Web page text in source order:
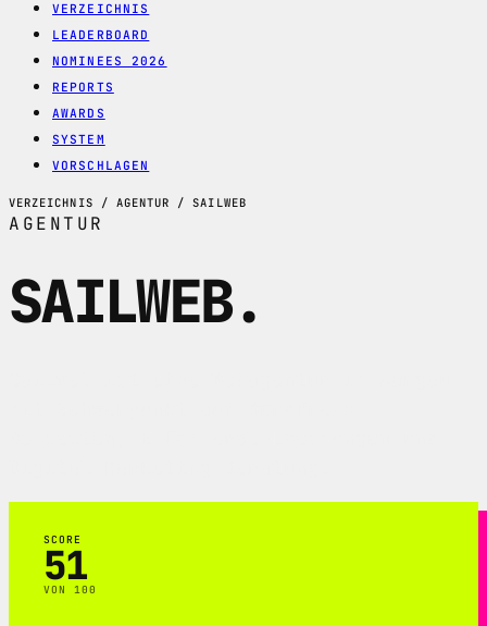
VERZEICHNIS
LEADERBOARD
NOMINEES 2026
REPORTS
AWARDS
SYSTEM
VORSCHLAGEN
VERZEICHNIS / AGENTUR / SAILWEB
AGENTUR
SAILWEB.
SCORE
51
VON 100